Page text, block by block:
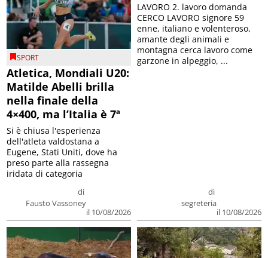
SPORT
Atletica, Mondiali U20:
Matilde Abelli brilla
nella finale della
4×400, ma l’Italia è 7ª
di
Fausto Vassoney
il 10/08/2026
Si è chiusa l'esperienza
dell'atleta valdostana a
Eugene, Stati Uniti, dove ha
preso parte alla rassegna
iridata di categoria
di
segreteria
il 10/08/2026
LAVORO 2. lavoro domanda
CERCO LAVORO signore 59
enne, italiano e volenteroso,
amante degli animali e
montagna cerca lavoro come
garzone in alpeggio, ...